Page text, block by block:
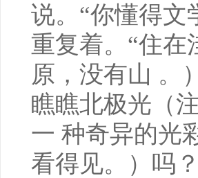
说。“你懂得文
重复着。“住在
原，没有山 。
瞧瞧北极光（
一 种奇异的光
看得见。）吗